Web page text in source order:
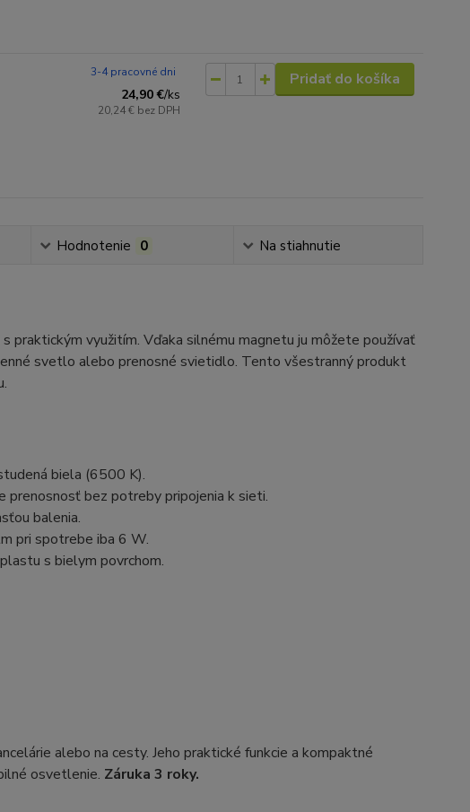
24,90 €/ks
20,24 € bez DPH
3-4 pracovné dni Pridať do košíka
Hodnotenie 0 Na stiahnutie
využitím. Vďaka silnému magnetu ju môžete používať
svetlo alebo prenosné svietidlo. Tento všestranný produkt
biela (6500 K).
prenosnosť bez potreby pripojenia k sieti.
balenia.
pri spotrebe iba 6 W.
s bielym povrchom.
alebo na cesty. Jeho praktické funkcie a kompaktné
osvetlenie. Záruka 3 roky.